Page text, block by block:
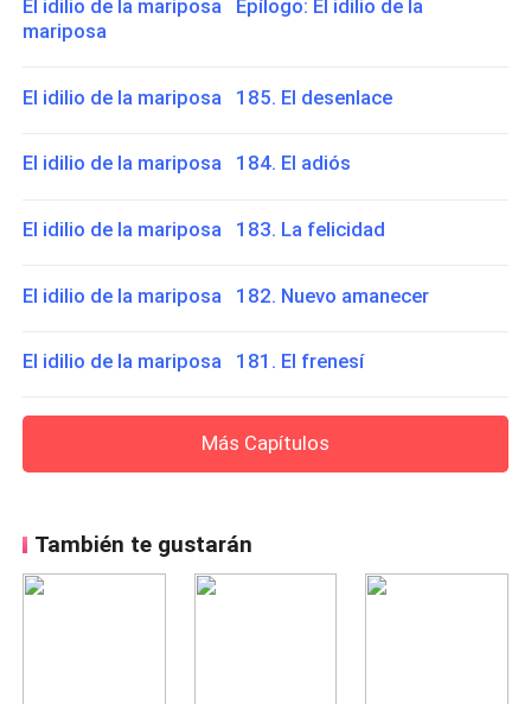
El idilio de la mariposa Epílogo: El idilio de la
mariposa
El idilio de la mariposa 185. El desenlace
El idilio de la mariposa 184. El adiós
El idilio de la mariposa 183. La felicidad
El idilio de la mariposa 182. Nuevo amanecer
El idilio de la mariposa 181. El frenesí
Más Capítulos
También te gustarán